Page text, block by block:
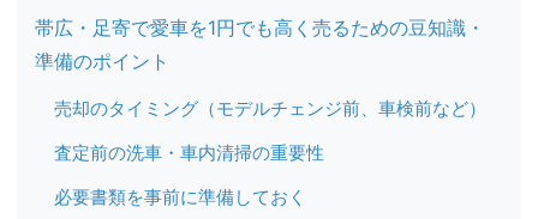
帯広・足寄で愛車を1円でも高く売るための豆知識・
準備のポイント
売却のタイミング（モデルチェンジ前、車検前など）
査定前の洗車・車内清掃の重要性
必要書類を事前に準備しておく